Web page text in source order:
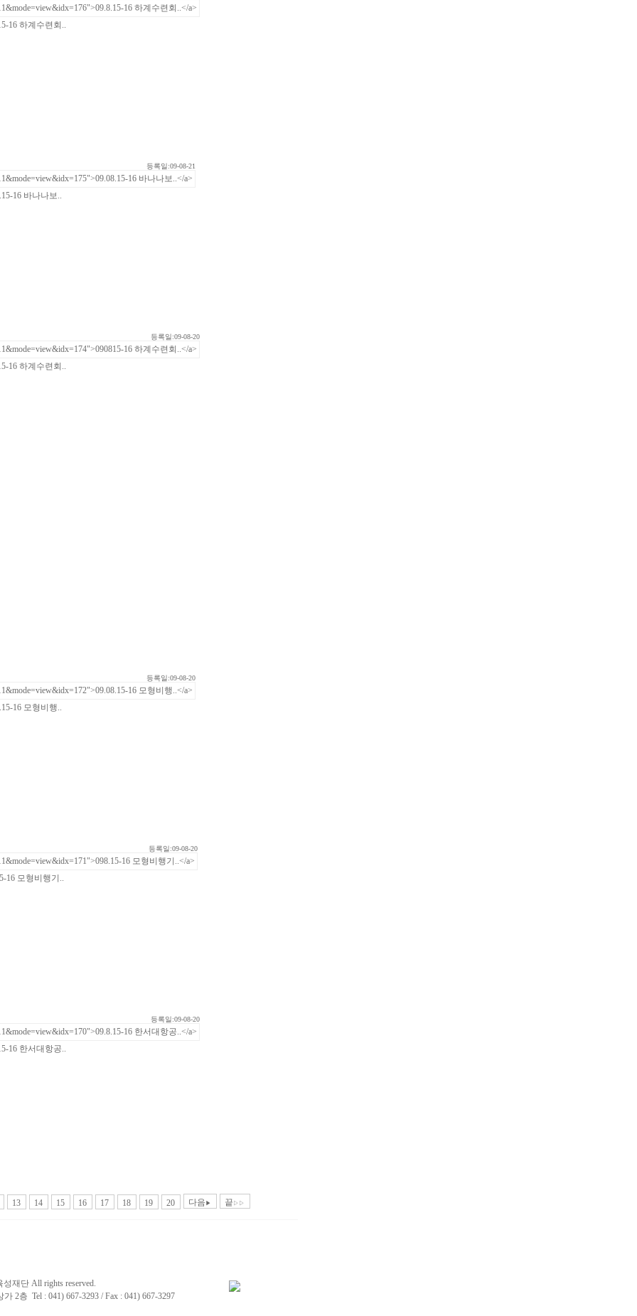
16 하계수련회..
등록일:09-08-21
16 바나나보..
등록일:09-08-20
16 하계수련회..
등록일:09-08-20
16 모형비행..
등록일:09-08-20
16 모형비행기..
등록일:09-08-20
16 한서대항공..
13 14 15 16 17 18 19 20 다음 ▶ 끝 ▷▷
재단 All rights reserved.
2층 Tel : 041) 667-3293 / Fax : 041) 667-3297